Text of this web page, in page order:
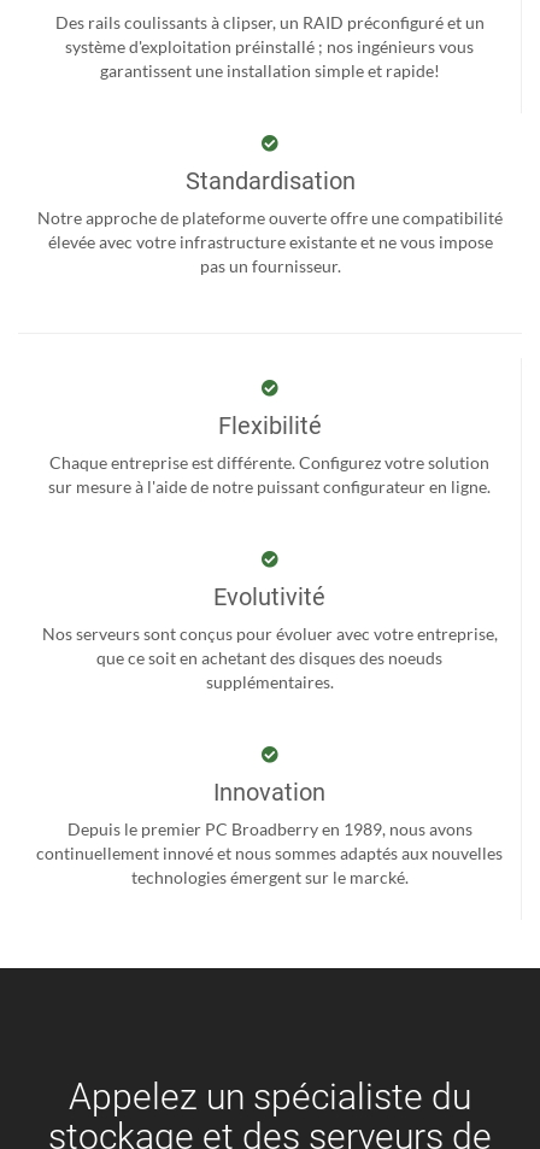
Des rails coulissants à clipser, un RAID préconfiguré et un
système d'exploitation préinstallé ; nos ingénieurs vous
garantissent une installation simple et rapide!
Standardisation
Notre approche de plateforme ouverte offre une compatibilité
élevée avec votre infrastructure existante et ne vous impose
pas un fournisseur.
Flexibilité
Chaque entreprise est différente. Configurez votre solution
sur mesure à l'aide de notre puissant configurateur en ligne.
Evolutivité
Nos serveurs sont conçus pour évoluer avec votre entreprise,
que ce soit en achetant des disques des noeuds
supplémentaires.
Innovation
Depuis le premier PC Broadberry en 1989, nous avons
continuellement innové et nous sommes adaptés aux nouvelles
technologies émergent sur le marcké.
Appelez un spécialiste du
stockage et des serveurs de